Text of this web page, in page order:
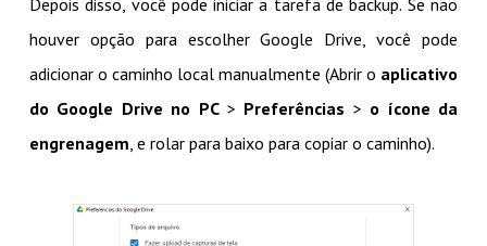
Depois disso, você pode iniciar a tarefa de backup. Se não
houver opção para escolher Google Drive, você pode
adicionar o caminho local manualmente (Abrir o aplicativo
do Google Drive no PC > Preferências > o ícone da
engrenagem, e rolar para baixo para copiar o caminho).